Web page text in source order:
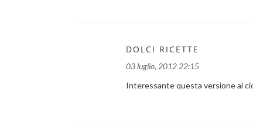
DOLCI RICETTE
03 luglio, 2012 22:15
Interessante questa versione al